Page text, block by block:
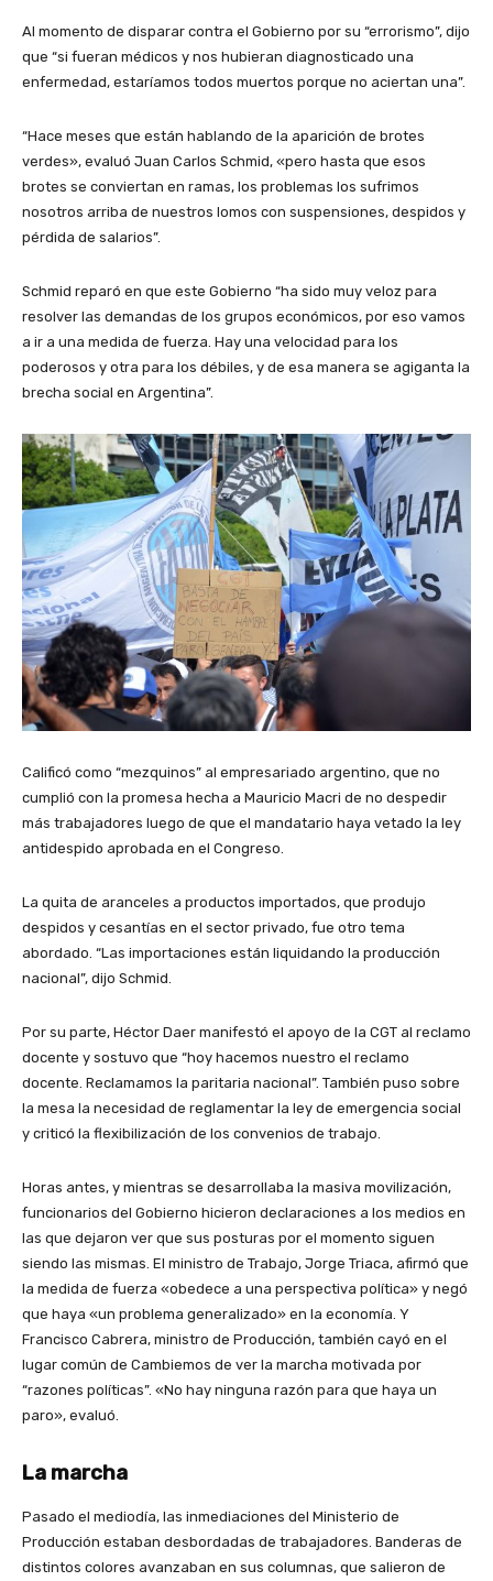
Al momento de disparar contra el Gobierno por su “errorismo”, dijo
que “si fueran médicos y nos hubieran diagnosticado una
enfermedad, estaríamos todos muertos porque no aciertan una”.
“Hace meses que están hablando de la aparición de brotes
verdes», evaluó Juan Carlos Schmid, «pero hasta que esos
brotes se conviertan en ramas, los problemas los sufrimos
nosotros arriba de nuestros lomos con suspensiones, despidos y
pérdida de salarios”.
Schmid reparó en que este Gobierno “ha sido muy veloz para
resolver las demandas de los grupos económicos, por eso vamos
a ir a una medida de fuerza. Hay una velocidad para los
poderosos y otra para los débiles, y de esa manera se agiganta la
brecha social en Argentina”.
Calificó como “mezquinos” al empresariado argentino, que no
cumplió con la promesa hecha a Mauricio Macri de no despedir
más trabajadores luego de que el mandatario haya vetado la ley
antidespido aprobada en el Congreso.
La quita de aranceles a productos importados, que produjo
despidos y cesantías en el sector privado, fue otro tema
abordado. “Las importaciones están liquidando la producción
nacional”, dijo Schmid.
Por su parte, Héctor Daer manifestó el apoyo de la CGT al reclamo
docente y sostuvo que “hoy hacemos nuestro el reclamo
docente. Reclamamos la paritaria nacional”. También puso sobre
la mesa la necesidad de reglamentar la ley de emergencia social
y criticó la flexibilización de los convenios de trabajo.
Horas antes, y mientras se desarrollaba la masiva movilización,
funcionarios del Gobierno hicieron declaraciones a los medios en
las que dejaron ver que sus posturas por el momento siguen
siendo las mismas. El ministro de Trabajo, Jorge Triaca, afirmó que
la medida de fuerza «obedece a una perspectiva política» y negó
que haya «un problema generalizado» en la economía. Y
Francisco Cabrera, ministro de Producción, también cayó en el
lugar común de Cambiemos de ver la marcha motivada por
“razones políticas”. «No hay ninguna razón para que haya un
paro», evaluó.
La marcha
Pasado el mediodía, las inmediaciones del Ministerio de
Producción estaban desbordadas de trabajadores. Banderas de
distintos colores avanzaban en sus columnas, que salieron de